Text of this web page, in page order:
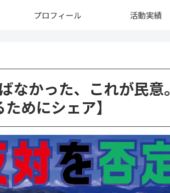
プロフィール 活動実績
なかった、これが民意。
めにシェア】